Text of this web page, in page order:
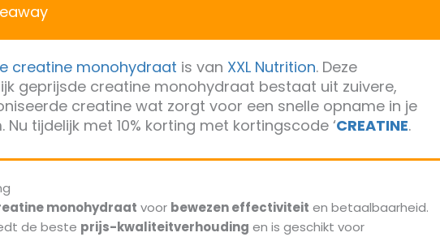
creatine monohydraat is van XXL Nutrition. Deze
geprijsde creatine monohydraat bestaat uit zuivere,
creatine wat zorgt voor een snelle opname in je
Nu tijdelijk met 10% korting met kortingscode ‘CREATINE.
monohydraat voor bewezen effectiviteit en betaalbaarheid.
de beste prijs-kwaliteitverhouding en is geschikt voor